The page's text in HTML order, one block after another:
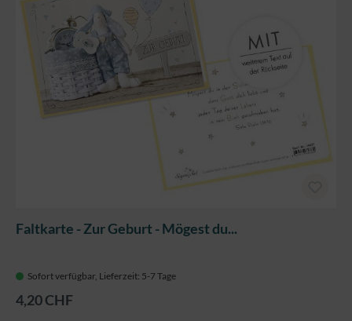
Faltkarte - Zur Geburt - Mögest du...
Sofort verfügbar, Lieferzeit: 5-7 Tage
4,20 CHF